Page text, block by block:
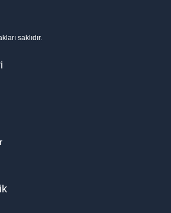
saklıdır.